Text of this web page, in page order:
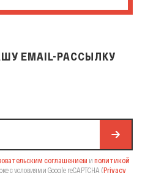
EMAIL-РАССЫЛКУ
соглашением и политикой
с условиями Google reCAPTCHA (Privacy